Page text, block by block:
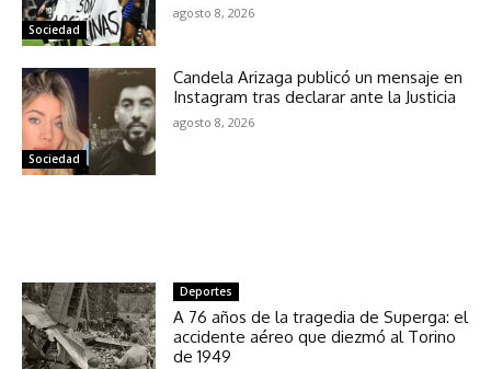
Sociedad
agosto 8, 2026
Sociedad
Candela Arizaga publicó un mensaje en
Instagram tras declarar ante la Justicia
agosto 8, 2026
Deportes
A 76 años de la tragedia de Superga: el
accidente aéreo que diezmó al Torino
de 1949